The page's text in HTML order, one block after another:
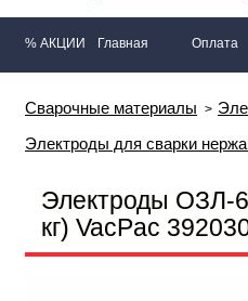
% АКЦИИ Главная Оплата
Сварочные материалы
Электроды для сварки
Электроды ОЗЛ-
кг) VacPac